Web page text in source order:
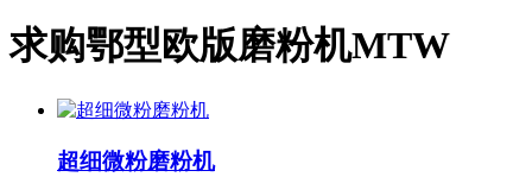
求购鄂型欧版磨粉机MTW
超细微粉磨粉机